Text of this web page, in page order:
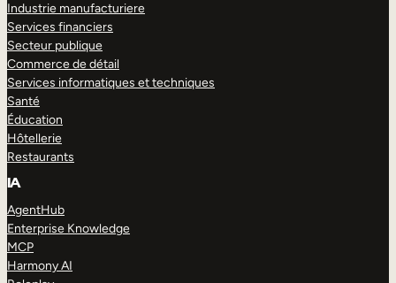
Industrie manufacturiere
Services financiers
Secteur publique
Commerce de détail
Services informatiques et techniques
Santé
Éducation
Hôtellerie
Restaurants
IA
AgentHub
Enterprise Knowledge
MCP
Harmony AI